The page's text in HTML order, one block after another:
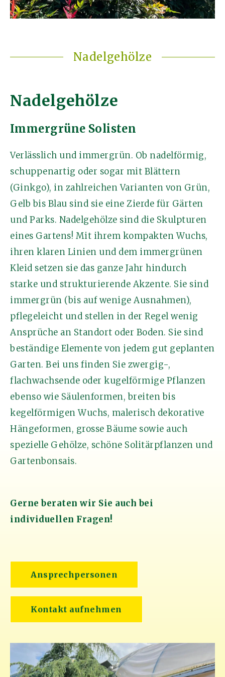
Nadelgehölze
Nadelgehölze
Immergrüne Solisten
Verlässlich und immergrün. Ob nadelförmig,
schuppenartig oder sogar mit Blättern
(Ginkgo), in zahlreichen Varianten von Grün,
Gelb bis Blau sind sie eine Zierde für Gärten
und Parks. Nadelgehölze sind die Skulpturen
eines Gartens! Mit ihrem kompakten Wuchs,
ihren klaren Linien und dem immergrünen
Kleid setzen sie das ganze Jahr hindurch
starke und strukturierende Akzente. Sie sind
immergrün (bis auf wenige Ausnahmen),
pflegeleicht und stellen in der Regel wenig
Ansprüche an Standort oder Boden. Sie sind
beständige Elemente von jedem gut geplanten
Garten. Bei uns finden Sie zwergig-,
flachwachsende oder kugelförmige Pflanzen
ebenso wie Säulenformen, breiten bis
kegelförmigen Wuchs, malerisch dekorative
Hängeformen, grosse Bäume sowie auch
spezielle Gehölze, schöne Solitärpflanzen und
Gartenbonsais.
Gerne beraten wir Sie auch bei
individuellen Fragen!
Ansprechpersonen
Kontakt aufnehmen